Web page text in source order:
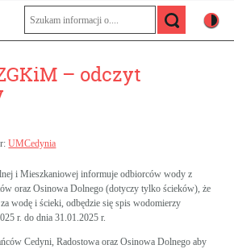
– odczyt
UMCedynia
i Mieszkaniowej informuje odbiorców wody z
oraz Osinowa Dolnego (dotyczy tylko ścieków), że
wodę i ścieki, odbędzie się spis wodomierzy
r. do dnia 31.01.2025 r.
Cedyni, Radostowa oraz Osinowa Dolnego aby